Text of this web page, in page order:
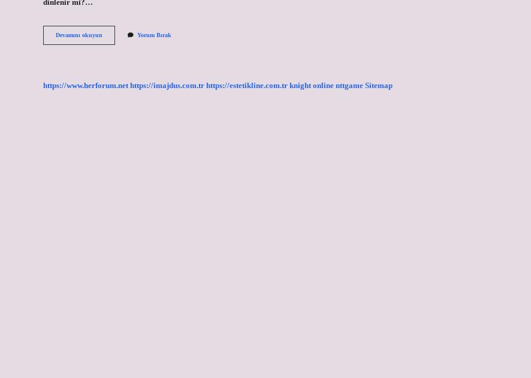
dinlenir mi?…
Devamını okuyun
Davalarda
Yorum Bırak
https://www.herforum.net https://imajdus.com.tr https://estetikline.com.tr knight online nttgame Sitemap